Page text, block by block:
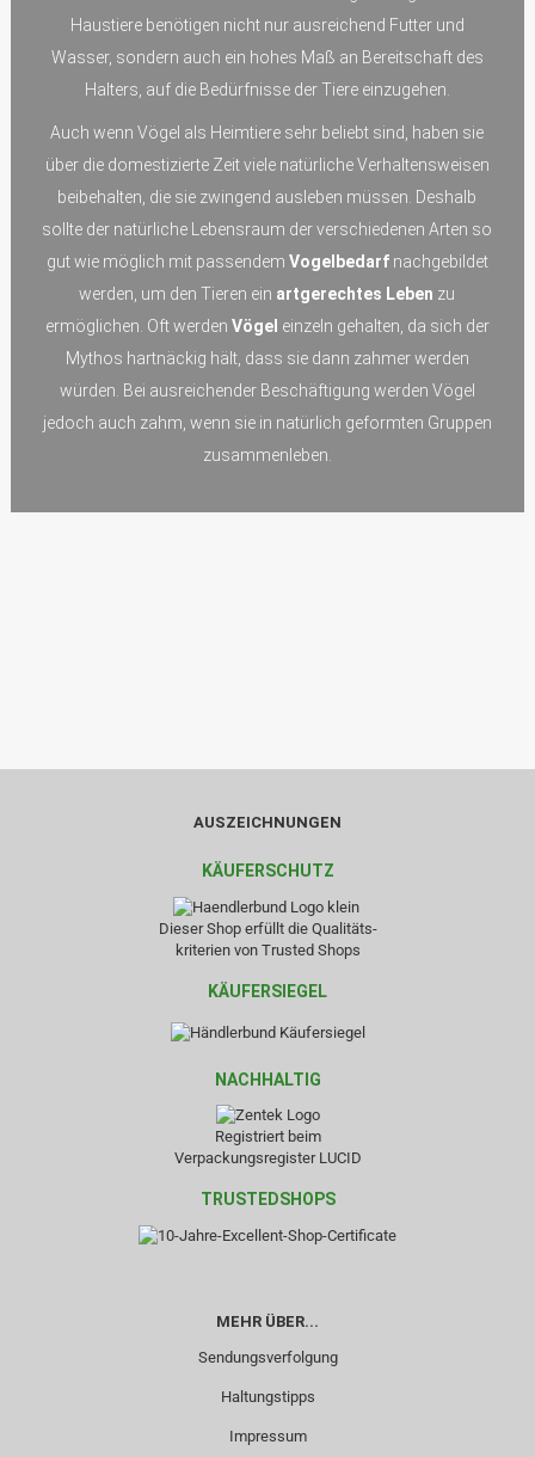
Haustiere benötigen nicht nur ausreichend Futter und
Wasser, sondern auch ein hohes Maß an Bereitschaft des
Halters, auf die Bedürfnisse der Tiere einzugehen.
Auch wenn Vögel als Heimtiere sehr beliebt sind, haben sie
über die domestizierte Zeit viele natürliche Verhaltensweisen
beibehalten, die sie zwingend ausleben müssen. Deshalb
sollte der natürliche Lebensraum der verschiedenen Arten so
gut wie möglich mit passendem Vogelbedarfnachgebildet
werden, um den Tieren ein artgerechtes Leben zu
ermöglichen. Oft werden Vögel einzeln gehalten, da sich der
Mythos hartnäckig hält, dass sie dann zahmer werden
würden. Bei ausreichender Beschäftigung werden Vögel
jedoch auch zahm, wenn sie in natürlich geformten Gruppen
zusammenleben.
AUSZEICHNUNGEN
KÄUFERSCHUTZ
Dieser Shop erfüllt die Qualitäts-
kriterien von Trusted Shops
KÄUFERSIEGEL
NACHHALTIG
Registriert beim
Verpackungsregister LUCID
TRUSTEDSHOPS
MEHR ÜBER...
Sendungsverfolgung
Haltungstipps
Impressum